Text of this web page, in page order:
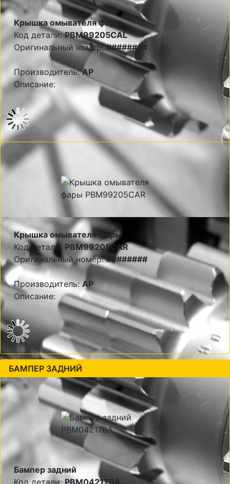
Крышка омывателя фары
Код детали:PBM99205CAL
Оригинальный номер:########
Производитель:AP
Описание:
Крышка омывателя фары
Код детали: PBM99205CAR
Оригинальный номер:########
Производитель:AP
Описание:
БАМПЕР ЗАДНИЙ
Бампер задний
Код детали: PBM04217BA